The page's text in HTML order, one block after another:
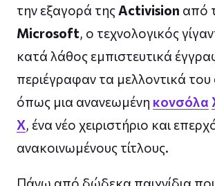
την εξαγορά τηςActivision από
Microsoft, ο τεχνολογικός
κατά λάθος εμπιστευτικά
περιέγραφαν τα μελλοντικά του
όπως μια ανανεωμένη κονσόλα
X, ένα νέο χειριστήριο και
ανακοινωμένους τίτλους.